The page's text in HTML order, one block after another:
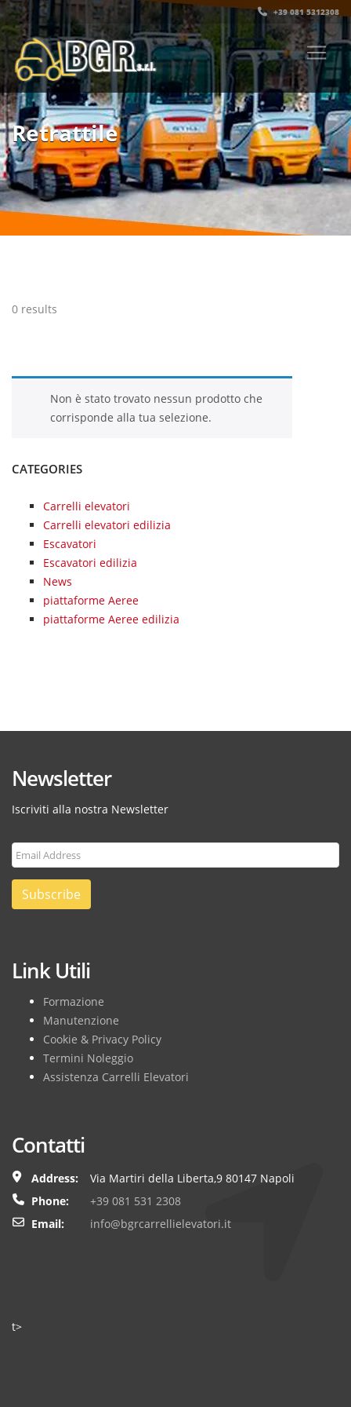
+39 081 5312308‬
Retrattile
0 results
Non è stato trovato nessun prodotto che
corrisponde alla tua selezione.
CATEGORIES
Carrelli elevatori
Carrelli elevatori edilizia
Escavatori
Escavatori edilizia
News
piattaforme Aeree
piattaforme Aeree edilizia
Newsletter
Iscriviti alla nostra Newsletter
Subscribe
Link Utili
Formazione
Manutenzione
Cookie & Privacy Policy
Termini Noleggio
Assistenza Carrelli Elevatori
Contatti
Address:
Via Martiri della Liberta,9 80147 Napoli
Phone:
+39 081 531 2308
Email:
info@bgrcarrellielevatori.it
t>